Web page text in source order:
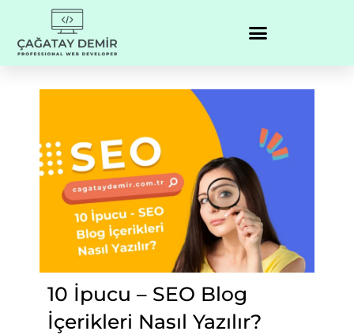
10 İpucu – SEO Blog
İçerikleri Nasıl Yazılır?